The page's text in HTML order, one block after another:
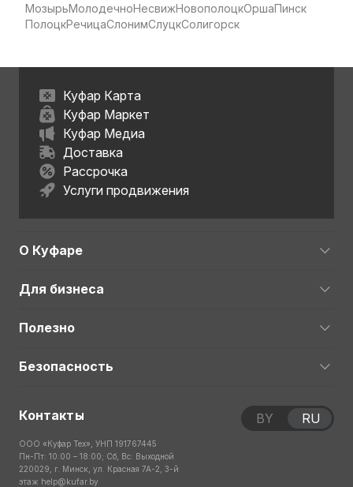
МозырьМолодечноНесвижНовополоцкОршаПинск
ПолоцкРечицаСлонимСлуцкСолигорск
Куфар Карта
Куфар Маркет
Куфар Медиа
Доставка
Рассрочка
Услуги продвижения
О Куфаре
Для бизнеса
Полезно
Безопасность
Контакты
ООО «Куфар Тех», УНП 191767445
Пн-Пт: 10:00 – 18:00; Сб, Вс: Выходной
220029, г. Минск, ул. Красная 7А-2, 3-й
этаж help@kufar.by
BY RU